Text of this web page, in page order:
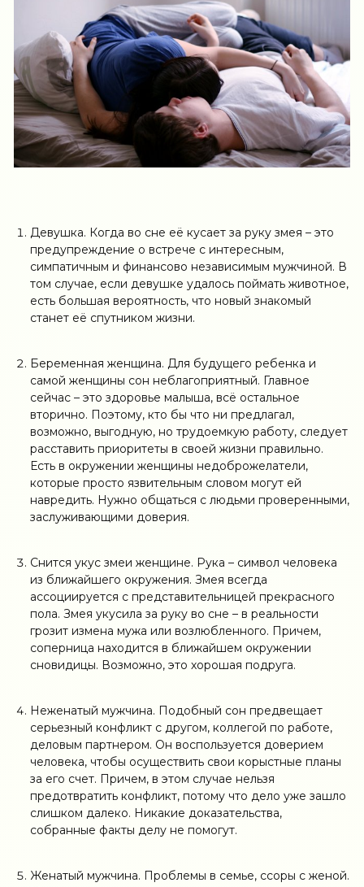
Девушка. Когда во сне её кусает за руку змея – это
предупреждение о встрече с интересным,
симпатичным и финансово независимым мужчиной. В
том случае, если девушке удалось поймать животное,
есть большая вероятность, что новый знакомый
станет её спутником жизни.
Беременная женщина. Для будущего ребенка и
самой женщины сон неблагоприятный. Главное
сейчас – это здоровье малыша, всё остальное
вторично. Поэтому, кто бы что ни предлагал,
возможно, выгодную, но трудоемкую работу, следует
расставить приоритеты в своей жизни правильно.
Есть в окружении женщины недоброжелатели,
которые просто язвительным словом могут ей
навредить. Нужно общаться с людьми проверенными,
заслуживающими доверия.
Снится укус змеи женщине. Рука – символ человека
из ближайшего окружения. Змея всегда
ассоциируется с представительницей прекрасного
пола. Змея укусила за руку во сне – в реальности
грозит измена мужа или возлюбленного. Причем,
соперница находится в ближайшем окружении
сновидицы. Возможно, это хорошая подруга.
Неженатый мужчина. Подобный сон предвещает
серьезный конфликт с другом, коллегой по работе,
деловым партнером. Он воспользуется доверием
человека, чтобы осуществить свои корыстные планы
за его счет. Причем, в этом случае нельзя
предотвратить конфликт, потому что дело уже зашло
слишком далеко. Никакие доказательства,
собранные факты делу не помогут.
Женатый мужчина. Проблемы в семье, ссоры с женой.